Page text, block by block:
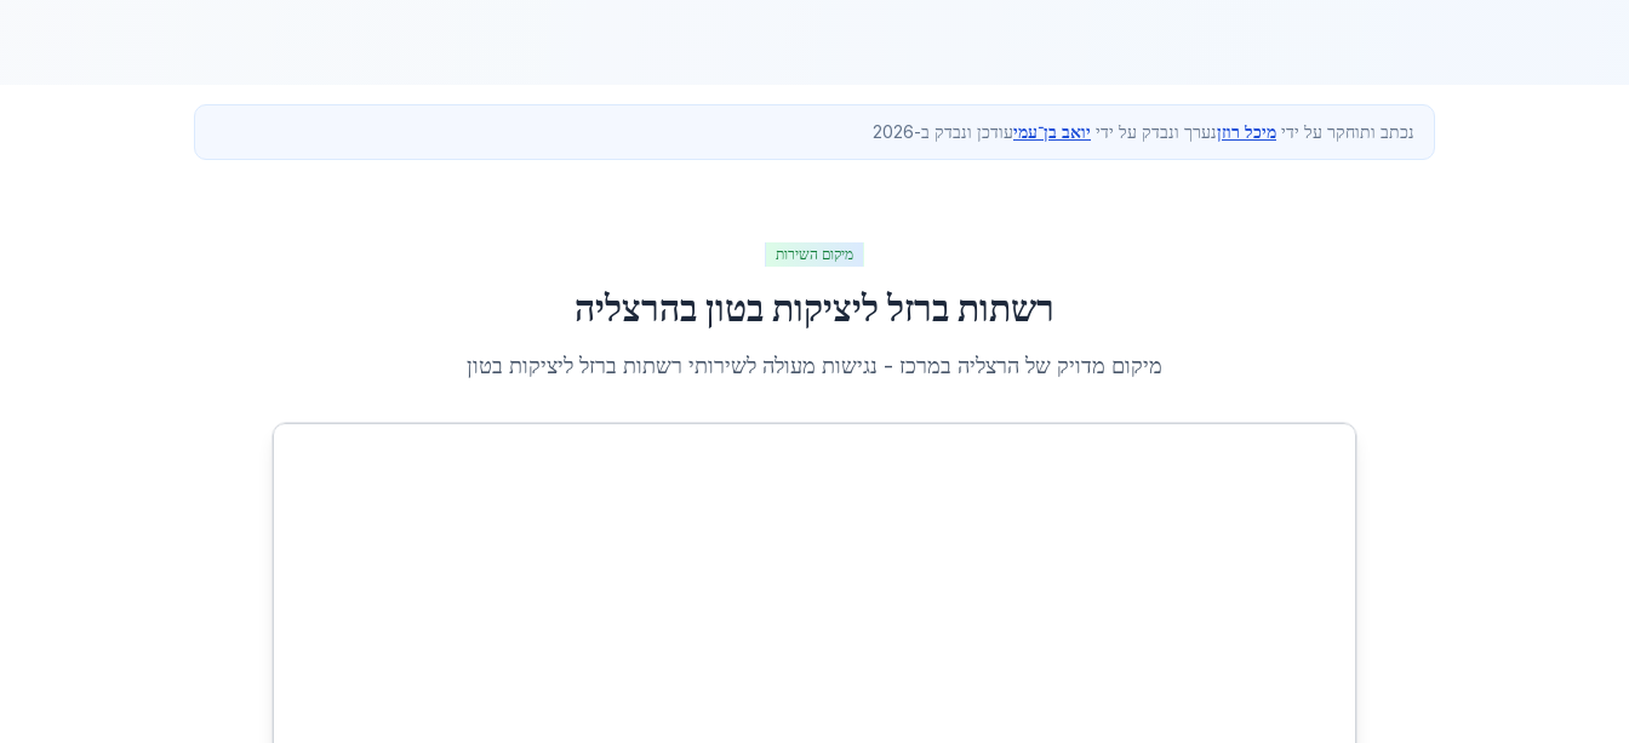
נכתב ותוחקר על ידי מיכל רוזןנערך ונבדק על ידי יואב בן־עמיעודכן ונבדק ב-2026
מיקום השירות
רשתות ברזל ליציקות בטוןבהרצליה
מיקום מדויק של הרצליה במרכז - נגישות מעולה לשירותי רשתות ברזל ליציקות בטון